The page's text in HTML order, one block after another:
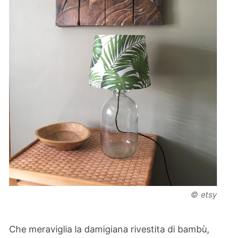
© etsy
Che meraviglia la damigiana rivestita di bambù,